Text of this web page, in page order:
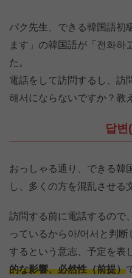
パク先生、できる韓国語初
ます」の韓国語が「전화하
た。
電話をして訪問するし、訪
해서にならないですか？教
답변
おっしゃる通り、できる韓
し、多くの方を混乱させる
訪問する前に電話するので
っているから아/어서と判
するという意志、予定を表
的な影響、必然性（前提）